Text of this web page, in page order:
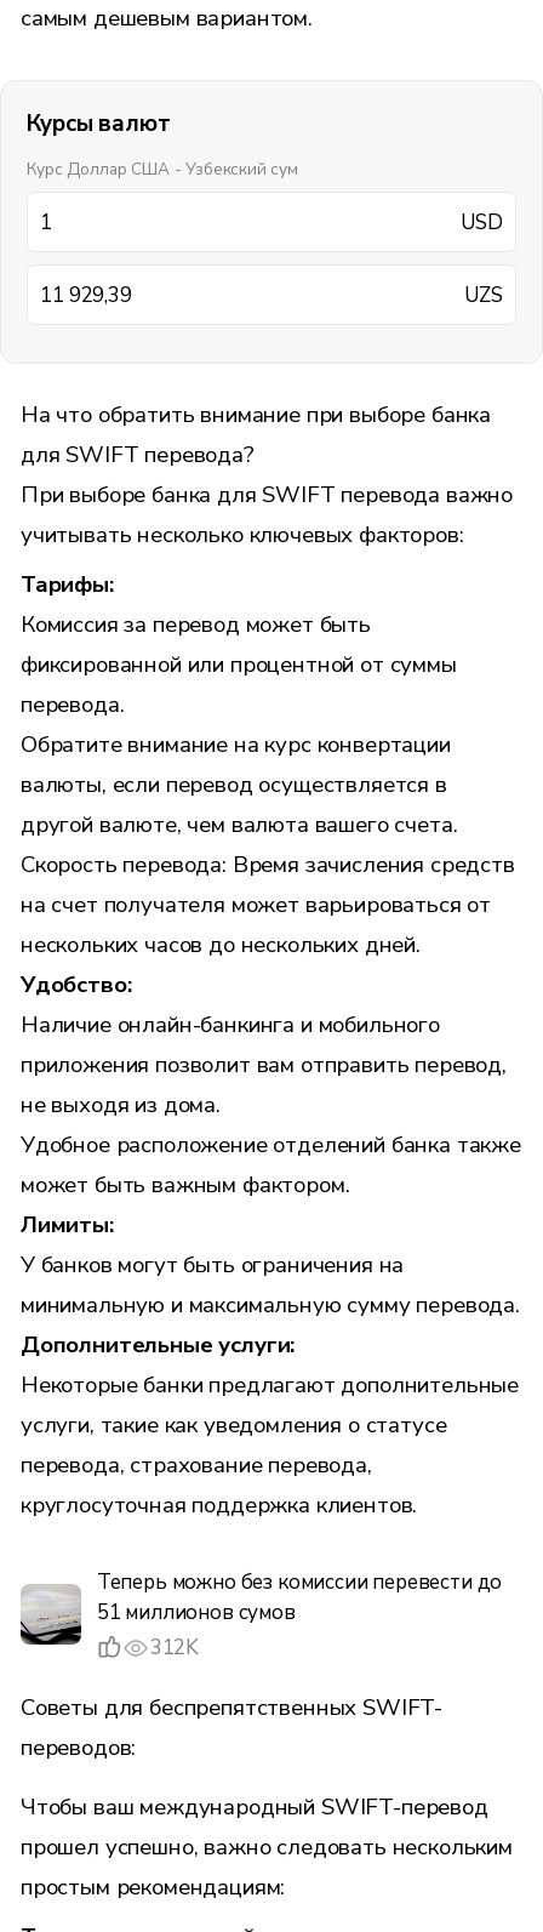
самым дешевым вариантом.
Курсы валют
Курс Доллар США - Узбекский сум
USD
UZS
На что обратить внимание при выборе банка
для SWIFT перевода?
При выборе банка для SWIFT перевода важно
учитывать несколько ключевых факторов:
Тарифы:
Комиссия за перевод может быть
фиксированной или процентной от суммы
перевода.
Обратите внимание на курс конвертации
валюты, если перевод осуществляется в
другой валюте, чем валюта вашего счета.
Скорость перевода: Время зачисления средств
на счет получателя может варьироваться от
нескольких часов до нескольких дней.
Удобство:
Наличие онлайн-банкинга и мобильного
приложения позволит вам отправить перевод,
не выходя из дома.
Удобное расположение отделений банка также
может быть важным фактором.
Лимиты:
У банков могут быть ограничения на
минимальную и максимальную сумму перевода.
Дополнительные услуги:
Некоторые банки предлагают дополнительные
услуги, такие как уведомления о статусе
перевода, страхование перевода,
круглосуточная поддержка клиентов.
Теперь можно без комиссии перевести до
51 миллионов сумов
312K
Советы для беспрепятственных SWIFT-
переводов:
Чтобы ваш международный SWIFT-перевод
прошел успешно, важно следовать нескольким
простым рекомендациям: